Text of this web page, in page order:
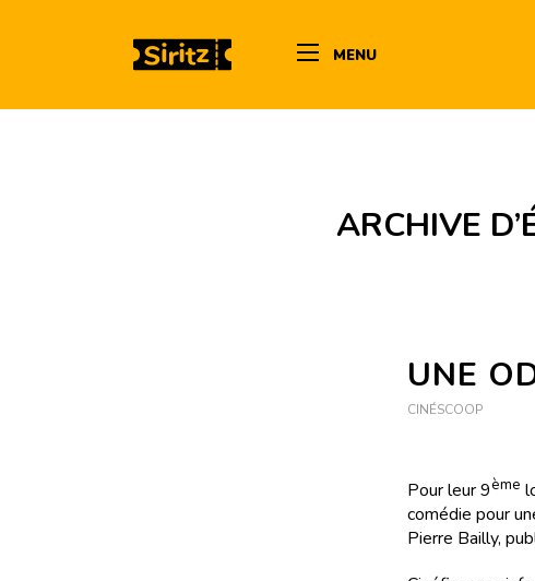
MENU
ARCHIVE
UNE
CINÉSCOOP
Pour leur 9ème
comédie pour
Pierre Bailly,